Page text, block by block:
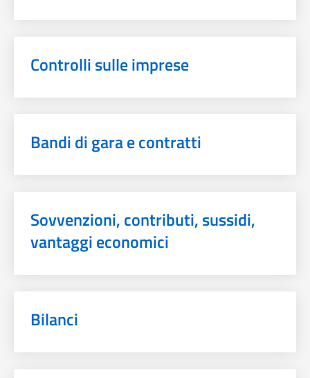
Controlli sulle imprese
Bandi di gara e contratti
Sovvenzioni, contributi, sussidi,
vantaggi economici
Bilanci